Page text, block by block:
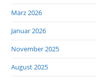
März 2026
Januar 2026
November 2025
August 2025